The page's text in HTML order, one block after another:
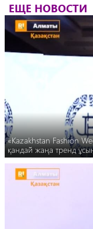
ЕЩЕ НОВОСТИ
«Kazakhstan Fashion
қандай жаңа тренд